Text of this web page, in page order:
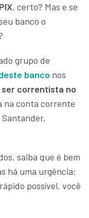
PIX, certo? Mas e se
banco o
grupo de
banco nos
ser correntista no
na conta corrente
saiba que é bem
há uma urgência:
possível, você